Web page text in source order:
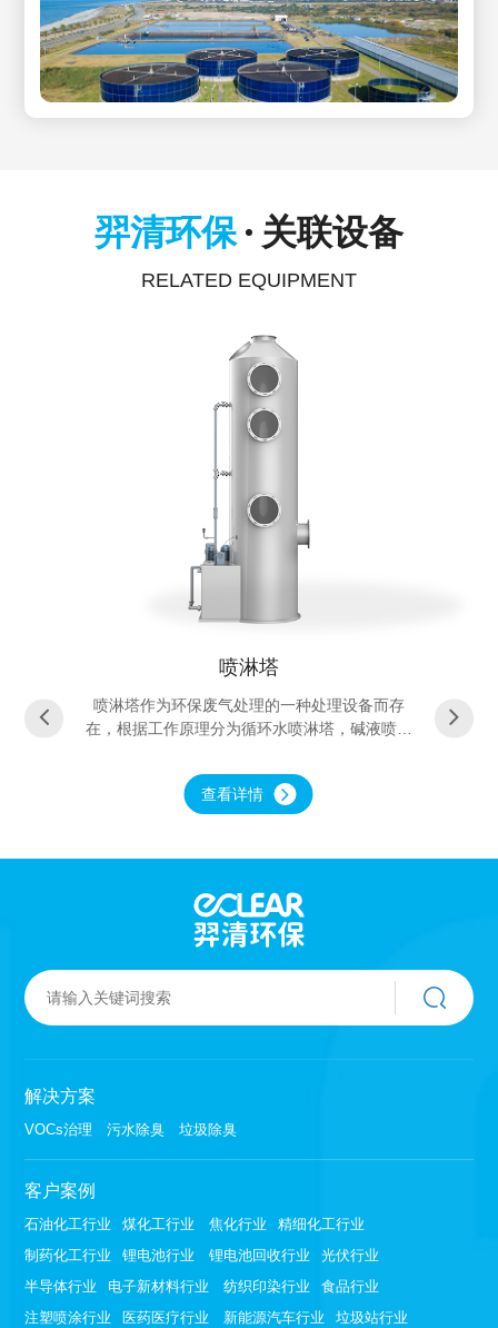
羿清环保 关联设备
RELATED EQUIPMENT
喷淋塔
喷淋塔作为环保废气处理的一种处理设备而存
在，根据工作原理分为循环水喷淋塔，碱液喷淋
质分为玻璃钢喷淋塔、pp喷淋塔、不锈钢喷淋
塔。根据废气性质不一样选择合理的喷淋材质和
中的有害物质。
查看详情
解决方案
VOCs治理 污水除臭 垃圾除臭
客户案例
石油化工行业 煤化工行业 焦化行业
精细化工行业
制药化工行业
锂电池行业 锂电池回收行业
光伏行业
半导体行业
电子新材料行业 纺织印染行业
食品行业
注塑喷涂行业
医药医疗行业 新能源汽车行业
垃圾站行业